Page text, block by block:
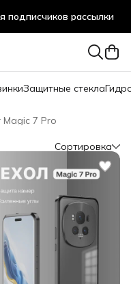
подписчиков рассылки
Защитные стекла
Magic 7 Pro
Сортировка